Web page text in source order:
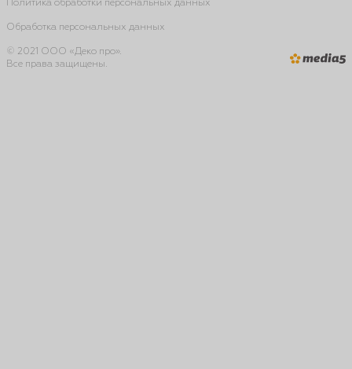
Политика обработки персональных данных
Обработка персональных данных
© 2021 ООО «Деко про».
Все права защищены.